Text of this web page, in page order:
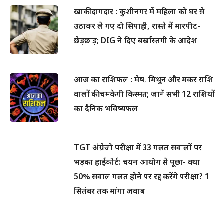
खाकी दागदार : कुशीनगर में महिला को घर से
उठाकर ले गए दो सिपाही, रास्ते में मारपीट-
छेड़छाड़; DIG ने दिए बर्खास्तगी के आदेश
आज का राशिफल : मेष, मिथुन और मकर राशि
वालों की चमकेगी किस्मत; जानें सभी 12 राशियों
का दैनिक भविष्यफल
TGT अंग्रेजी परीक्षा में 33 गलत सवालों पर
भड़का हाईकोर्ट: चयन आयोग से पूछा- क्या
50% सवाल गलत होने पर रद्द करेंगे परीक्षा? 1
सितंबर तक मांगा जवाब